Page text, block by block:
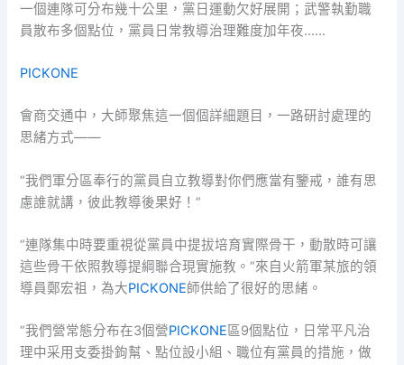
一個連隊可分布幾十公里，黨日運動欠好展開；武警執勤職
員散布多個點位，黨員日常教導治理難度加年夜……
PICKONE
會商交通中，大師聚焦這一個個詳細題目，一路研討處理的
思緒方式——
“我們軍分區奉行的黨員自立教導對你們應當有鑒戒，誰有思
慮誰就講，彼此教導後果好！”
“連隊集中時要重視從黨員中提拔培育實際骨干，動散時可讓
這些骨干依照教導提綱聯合現實施教。”來自火箭軍某旅的領
導員鄭宏祖，為大PICKONE師供給了很好的思緒。
“我們營常態分布在3個營PICKONE區9個點位，日常平凡治
理中采用支委掛鉤幫、點位設小組、職位有黨員的措施，做